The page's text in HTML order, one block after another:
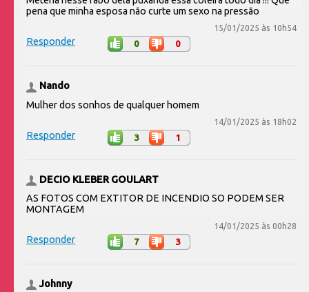
pena que minha esposa não curte um sexo na pressão
15/01/2025 às 10h54
Responder 0 0
Nando
Mulher dos sonhos de qualquer homem
14/01/2025 às 18h02
Responder 3 1
DECIO KLEBER GOULART
AS FOTOS COM EXTITOR DE INCENDIO SO PODEM SER
MONTAGEM
14/01/2025 às 00h28
Responder 7 3
Johnny